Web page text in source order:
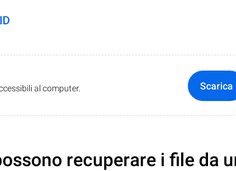
al computer. Scarica
recuperare i file da